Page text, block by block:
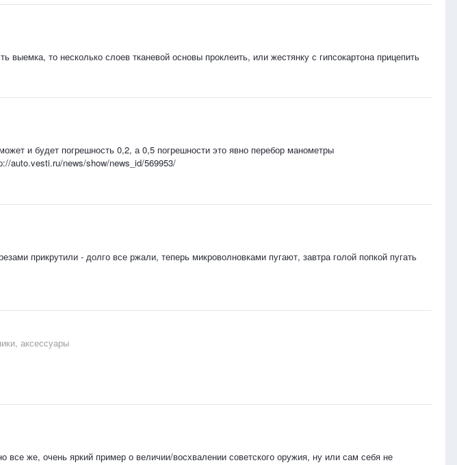
выемка, то несколько слоев тканевой основы проклеить, или жестянку с гипсокартона прицепить
и будет погрешность 0,2, а 0,5 погрешности это явно перебор манометры
auto.vesti.ru/news/show/news_id/569953/
прикрутили - долго все ржали, теперь микроволновками пугают, завтра голой попкой пугать
аксессуары
же, очень яркий пример о величии/восхвалении советского оружия, ну или сам себя не